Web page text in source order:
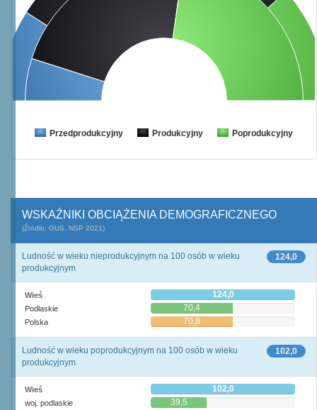
Przedprodukcyjny Produkcyjny Poprodukcyjny
WSKAŹNIKI OBCIĄŻENIA DEMOGRAFICZNEGO
(Źródło: GUS, NSP 2021)
124,0
Ludność w wieku nieprodukcyjnym na 100 osób w wieku
produkcyjnym
Wieś 124,0
Podlaskie 70,4
Polska 70,8
102,0
Ludność w wieku poprodukcyjnym na 100 osób w wieku
produkcyjnym
Wieś 102,0
woj. podlaskie 39,5